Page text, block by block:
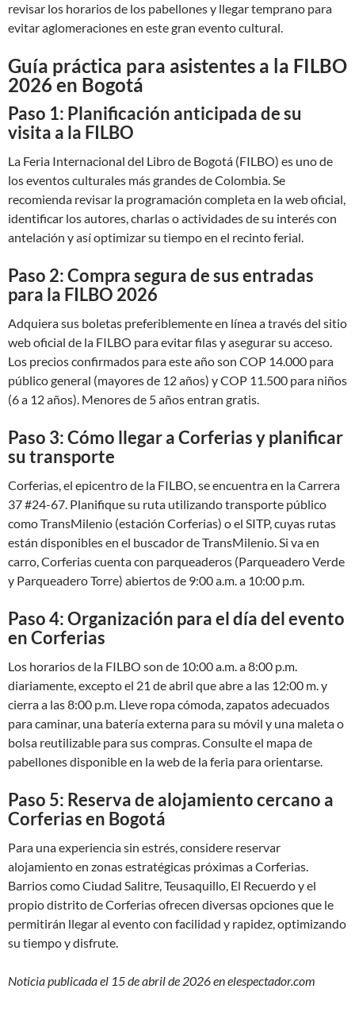
revisar los horarios de los pabellones y llegar temprano para
evitar aglomeraciones en este gran evento cultural.
Guía práctica para asistentes a la FILBO
2026 en Bogotá
Paso 1: Planificación anticipada de su
visita a la FILBO
La Feria Internacional del Libro de Bogotá (FILBO) es uno de
los eventos culturales más grandes de Colombia. Se
recomienda revisar la programación completa en la web oficial,
identificar los autores, charlas o actividades de su interés con
antelación y así optimizar su tiempo en el recinto ferial.
Paso 2: Compra segura de sus entradas
para la FILBO 2026
Adquiera sus boletas preferiblemente en línea a través del sitio
web oficial de la FILBO para evitar filas y asegurar su acceso.
Los precios confirmados para este año son COP 14.000 para
público general (mayores de 12 años) y COP 11.500 para niños
(6 a 12 años). Menores de 5 años entran gratis.
Paso 3: Cómo llegar a Corferias y planificar
su transporte
Corferias, el epicentro de la FILBO, se encuentra en la Carrera
37 #24-67. Planifique su ruta utilizando transporte público
como TransMilenio (estación Corferias) o el SITP, cuyas rutas
están disponibles en el buscador de TransMilenio. Si va en
carro, Corferias cuenta con parqueaderos (Parqueadero Verde
y Parqueadero Torre) abiertos de 9:00 a.m. a 10:00 p.m.
Paso 4: Organización para el día del evento
en Corferias
Los horarios de la FILBO son de 10:00 a.m. a 8:00 p.m.
diariamente, excepto el 21 de abril que abre a las 12:00 m. y
cierra a las 8:00 p.m. Lleve ropa cómoda, zapatos adecuados
para caminar, una batería externa para su móvil y una maleta o
bolsa reutilizable para sus compras. Consulte el mapa de
pabellones disponible en la web de la feria para orientarse.
Paso 5: Reserva de alojamiento cercano a
Corferias en Bogotá
Para una experiencia sin estrés, considere reservar
alojamiento en zonas estratégicas próximas a Corferias.
Barrios como Ciudad Salitre, Teusaquillo, El Recuerdo y el
propio distrito de Corferias ofrecen diversas opciones que le
permitirán llegar al evento con facilidad y rapidez, optimizando
su tiempo y disfrute.
Noticia publicada el 15 de abril de 2026 en elespectador.com